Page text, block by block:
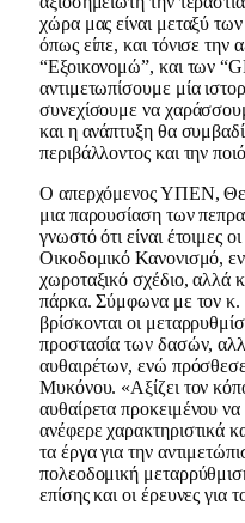
χώρα μας είναι μεταξύ
όπως είπε, και τόνισε
“Εξοικονομώ”, και των
αντιμετωπίσουμε μία
συνεχίσουμε να
και η ανάπτυξη θα
περιβάλλοντος και την
Ο απερχόμενος ΥΠΕΝ,
μια παρουσίαση των
γνωστό ότι είναι έτοιμες
Οικοδομικό Κανονισμό,
χωροταξικό σχέδιο, αλλά
πάρκα. Σύμφωνα με τον κ.
βρίσκονται οι
προστασία των δασών,
αυθαιρέτων, ενώ
Μυκόνου. «Αξίζει τον
αυθαίρετα προκειμένου
ανέφερε χαρακτηριστικά
τα έργα για την
πολεοδομική
επίσης και οι έρευνες για